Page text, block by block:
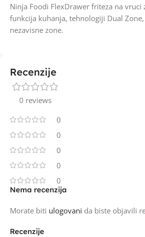
Ninja Foodi FlexDrawer friteza na vruci
funkcija kuhanja, tehnologiji Dual
nezavisne zone.
Recenzije
0 reviews
0
0
0
0
0
Recenzije
Nema recenzija
Morate biti ulogovani da biste objavili